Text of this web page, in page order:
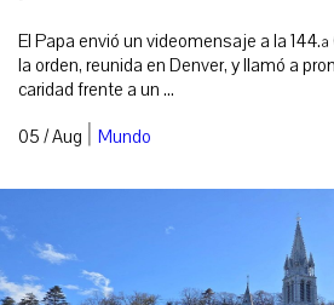
El Papa envió un videomensaje a la
la orden, reunida en Denver, y llamó a
caridad frente a un ...
05 / Aug | Mundo